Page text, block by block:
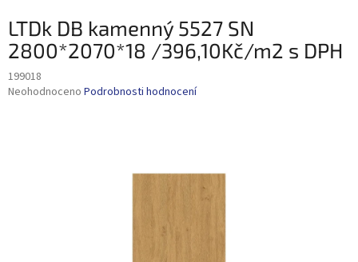
LTDk DB kamenný 5527 SN
2800*2070*18 /396,10Kč/m2 s DPH
199018
Průměrné
Neohodnoceno Podrobnosti hodnocení